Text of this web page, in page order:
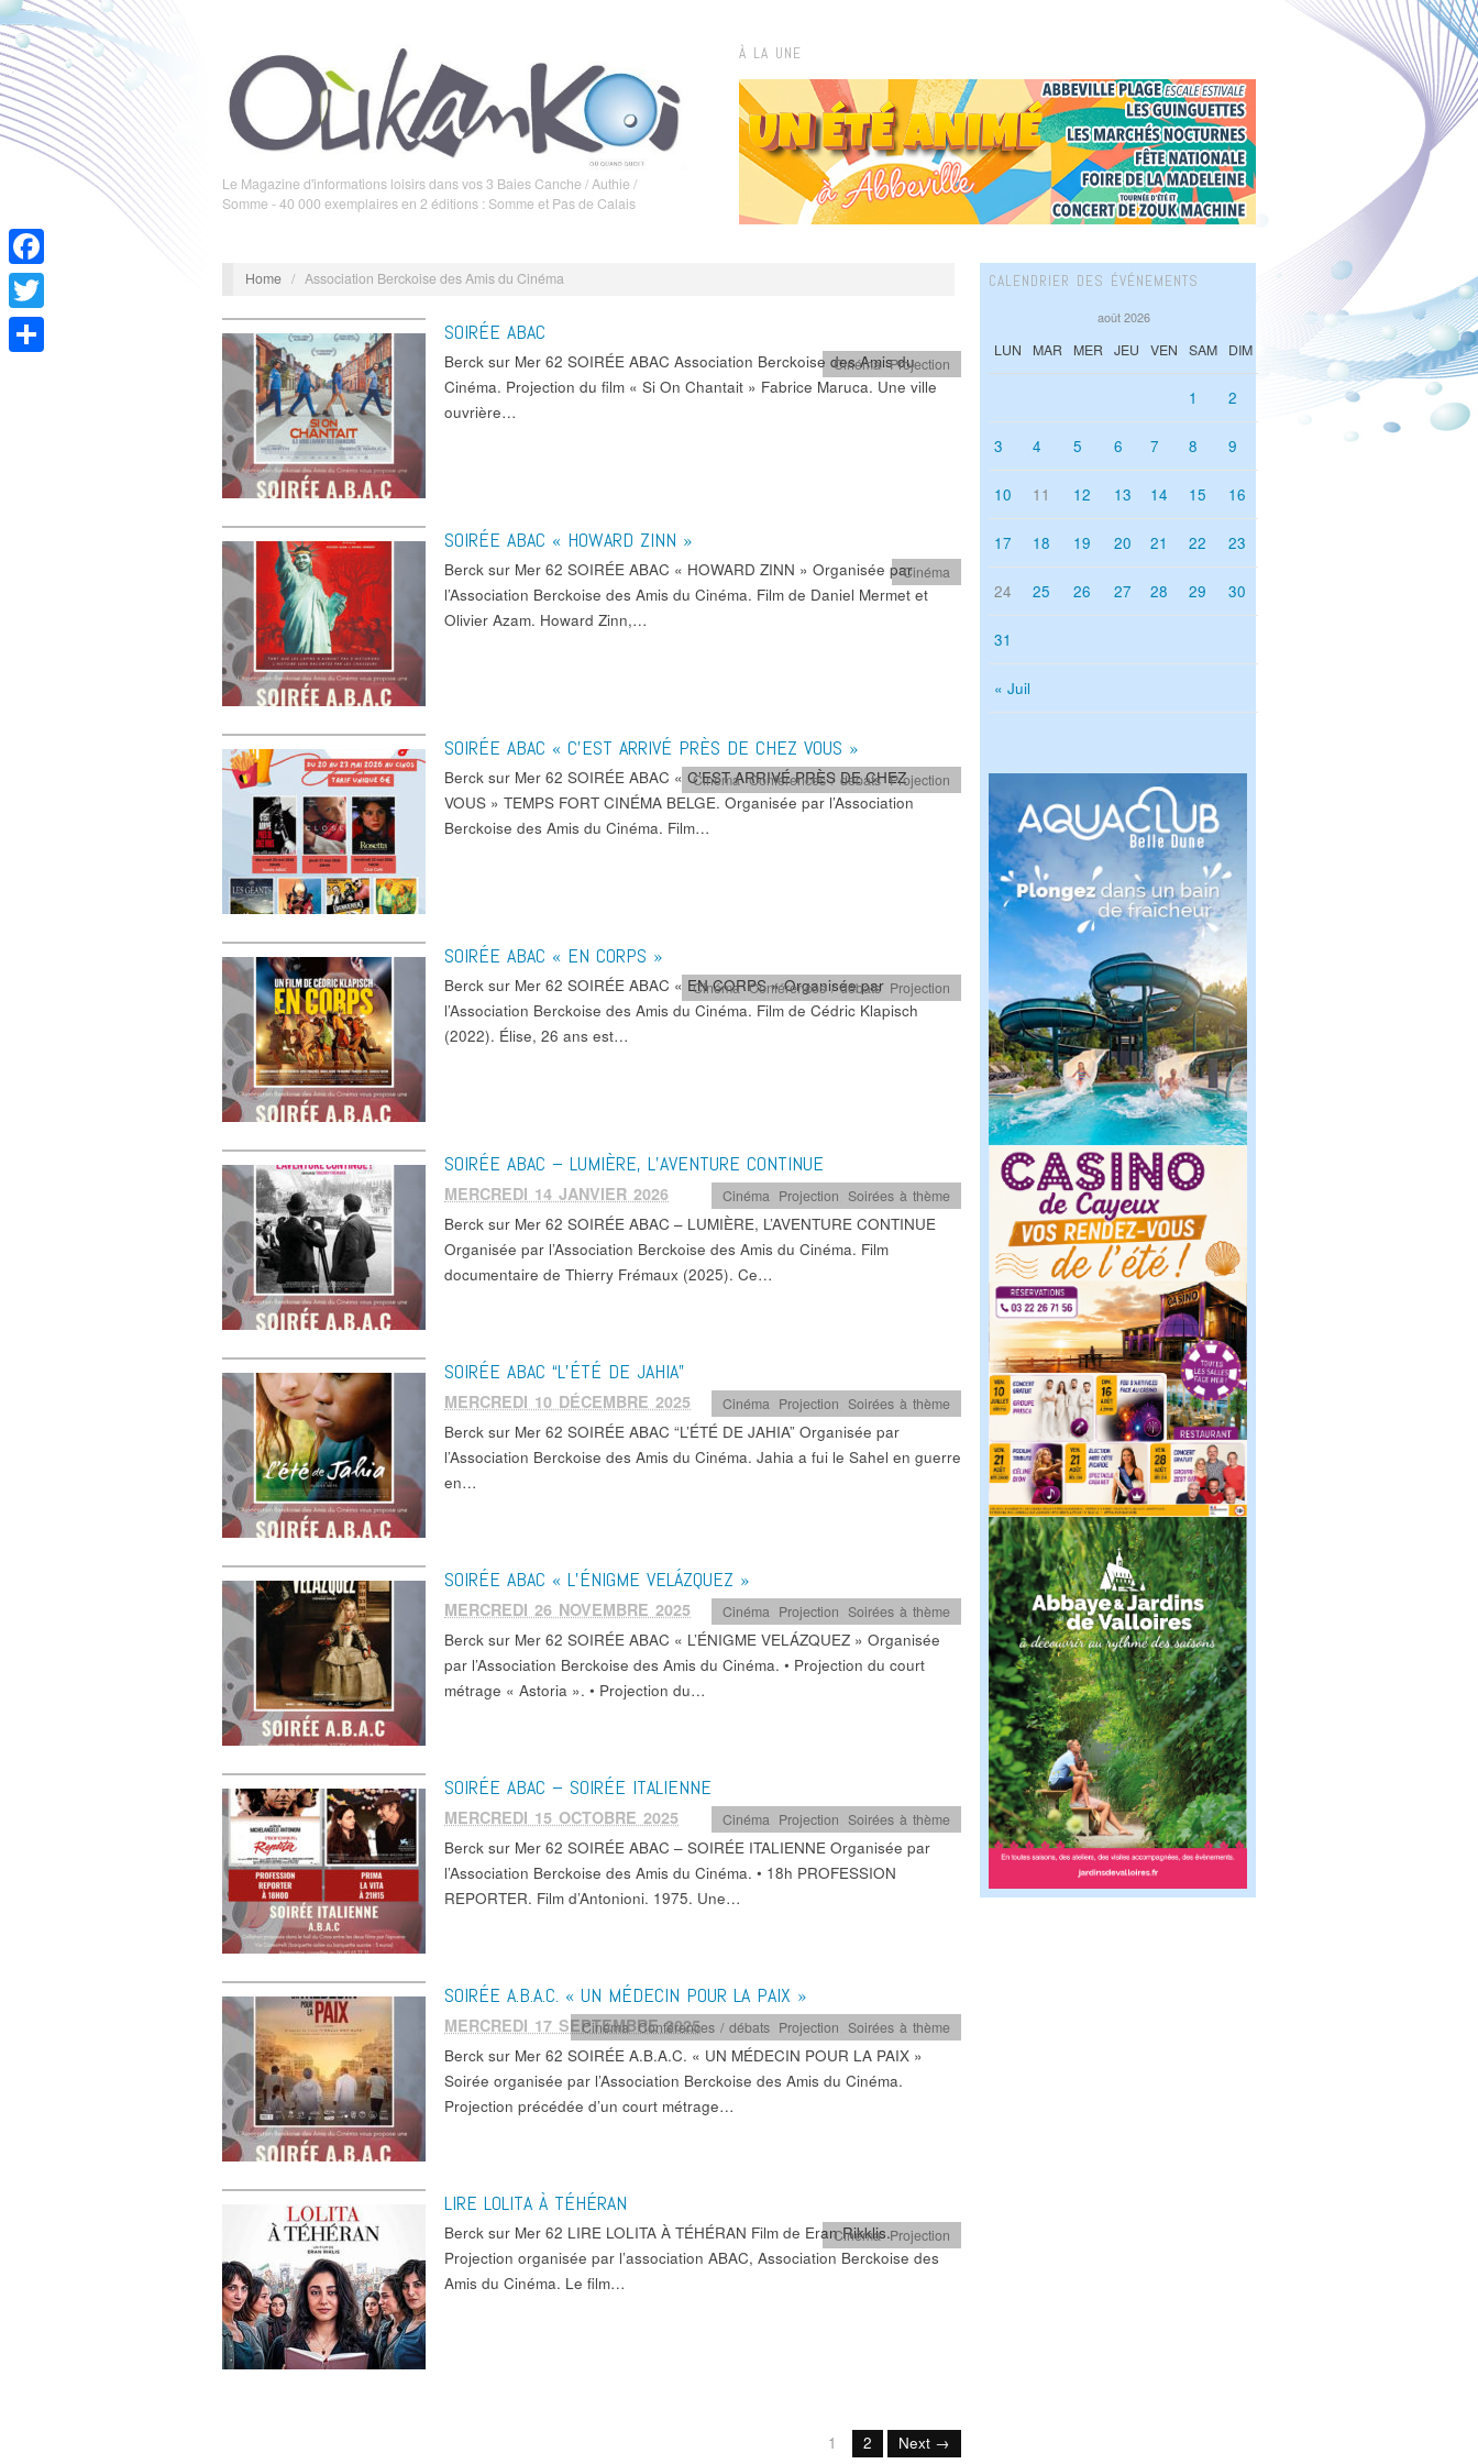
Le Magazine d'informations loisirs dans vos 3 Baies Canche / Authie /
Somme - 40 000 exemplaires en 2 éditions : Somme et Pas de Calais
À LA UNE
Home / Association Berckoise des Amis du Cinéma
SOIRÉE ABAC
Cinéma,Projection
Berck sur Mer 62 SOIRÉE ABAC Association Berckoise des Amis du
Cinéma. Projection du film « Si On Chantait » Fabrice Maruca. Une ville
ouvrière…
SOIRÉE ABAC « HOWARD ZINN »
Cinéma
Berck sur Mer 62 SOIRÉE ABAC « HOWARD ZINN » Organisée par
l’Association Berckoise des Amis du Cinéma. Film de Daniel Mermet et
Olivier Azam. Howard Zinn,…
SOIRÉE ABAC « C’EST ARRIVÉ PRÈS DE CHEZ VOUS »
Cinéma,Conférences / débats,Projection
Berck sur Mer 62 SOIRÉE ABAC « C’EST ARRIVÉ PRÈS DE CHEZ
VOUS » TEMPS FORT CINÉMA BELGE. Organisée par l’Association
Berckoise des Amis du Cinéma. Film…
SOIRÉE ABAC « EN CORPS »
Cinéma,Conférences / débats, Projection
Berck sur Mer 62 SOIRÉE ABAC « EN CORPS » Organisée par
l’Association Berckoise des Amis du Cinéma. Film de Cédric Klapisch
(2022). Élise, 26 ans est…
SOIRÉE ABAC – LUMIÈRE, L’AVENTURE CONTINUE
MERCREDI 14 JANVIER 2026 Cinéma Projection ,Soirées à thème
Berck sur Mer 62 SOIRÉE ABAC – LUMIÈRE, L’AVENTURE CONTINUE
Organisée par l’Association Berckoise des Amis du Cinéma. Film
documentaire de Thierry Frémaux (2025). Ce…
SOIRÉE ABAC “L’ÉTÉ DE JAHIA”
MERCREDI 10 DÉCEMBRE 2025 Cinéma Projection ,Soirées à thème
Berck sur Mer 62 SOIRÉE ABAC “L’ÉTÉ DE JAHIA” Organisée par
l’Association Berckoise des Amis du Cinéma. Jahia a fui le Sahel en guerre
en…
SOIRÉE ABAC « L’ÉNIGME VELÁZQUEZ »
MERCREDI 26 NOVEMBRE 2025 Cinéma Projection ,Soirées à thème
Berck sur Mer 62 SOIRÉE ABAC « L’ÉNIGME VELÁZQUEZ » Organisée
par l’Association Berckoise des Amis du Cinéma. • Projection du court
métrage « Astoria ». • Projection du…
SOIRÉE ABAC – SOIRÉE ITALIENNE
MERCREDI 15 OCTOBRE 2025 Cinéma Projection ,Soirées à thème
Berck sur Mer 62 SOIRÉE ABAC – SOIRÉE ITALIENNE Organisée par
l’Association Berckoise des Amis du Cinéma. • 18h PROFESSION
REPORTER. Film d’Antonioni. 1975. Une…
SOIRÉE A.B.A.C. « UN MÉDECIN POUR LA PAIX »
MERCREDI 17 SEPTEMBRE 2025
Cinéma,Conférences / débats Projection ,Soirées à thème
Berck sur Mer 62 SOIRÉE A.B.A.C. « UN MÉDECIN POUR LA PAIX »
Soirée organisée par l’Association Berckoise des Amis du Cinéma.
Projection précédée d’un court métrage…
LIRE LOLITA À TÉHÉRAN
Cinéma,Projection
Berck sur Mer 62 LIRE LOLITA À TÉHÉRAN Film de Eran Rikklis.
Projection organisée par l’association ABAC, Association Berckoise des
Amis du Cinéma. Le film…
1 2 Next →
CALENDRIER DES ÉVÉNEMENTS
août 2026
LUN MAR MER JEU VEN SAM DIM
« Juil
1 2
3 4 5 6 7 8 9
10 11 12 13 14 15 16
17 18 19 20 21 22 23
24 25 26 27 28 29 30
31
Facebook
Twitter